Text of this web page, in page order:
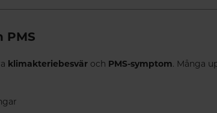
PMS
klimakteriebesvär och PMS-symptom. Många